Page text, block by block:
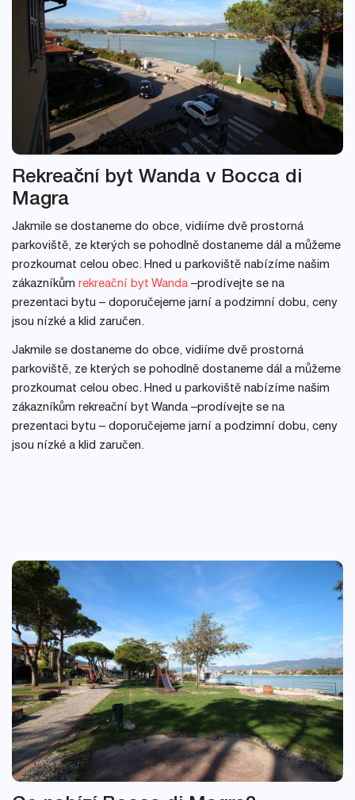
Rekreační byt Wanda v Bocca di
Magra
Jakmile se dostaneme do obce, vidiíme dvě prostorná
parkoviště, ze kterých se pohodlně dostaneme dál a můžeme
prozkoumat celou obec. Hned u parkoviště nabízíme našim
zákazníkům rekreační byt Wanda –prodívejte se na
prezentaci bytu – doporučejeme jarní a podzimní dobu, ceny
jsou nízké a klid zaručen.
Jakmile se dostaneme do obce, vidiíme dvě prostorná
parkoviště, ze kterých se pohodlně dostaneme dál a můžeme
prozkoumat celou obec. Hned u parkoviště nabízíme našim
zákazníkům rekreační byt Wanda –prodívejte se na
prezentaci bytu – doporučejeme jarní a podzimní dobu, ceny
jsou nízké a klid zaručen.